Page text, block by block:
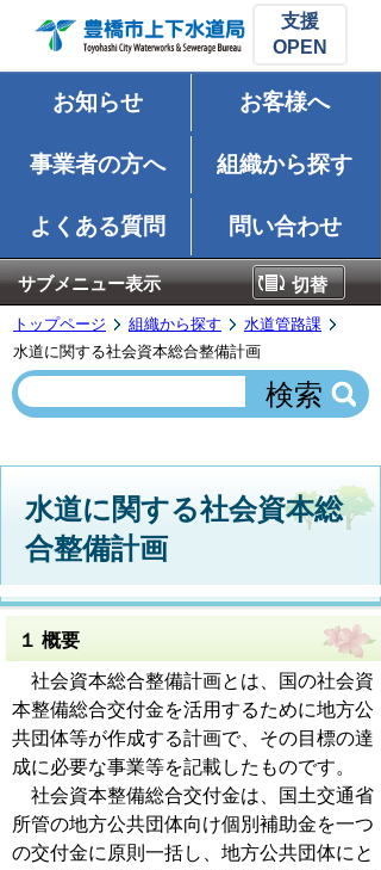
支援
お知らせ お客様へ
事業者の方へ 組織から探す
よくある質問 問い合わせ
サブメニュー表示 切替
トップページ 組織から探す
水道管路課
水道に関する社会資本総合整備計画
水道に関する社会資本総
合整備計画
１ 概要
社会資本総合整備計画とは、国の社会資
本整備総合交付金を活用するために地方公
共団体等が作成する計画で、その目標の達
成に必要な事業等を記載したものです。
社会資本整備総合交付金は、国土交通省
所管の地方公共団体向け個別補助金を一つ
の交付金に原則一括し、地方公共団体にと